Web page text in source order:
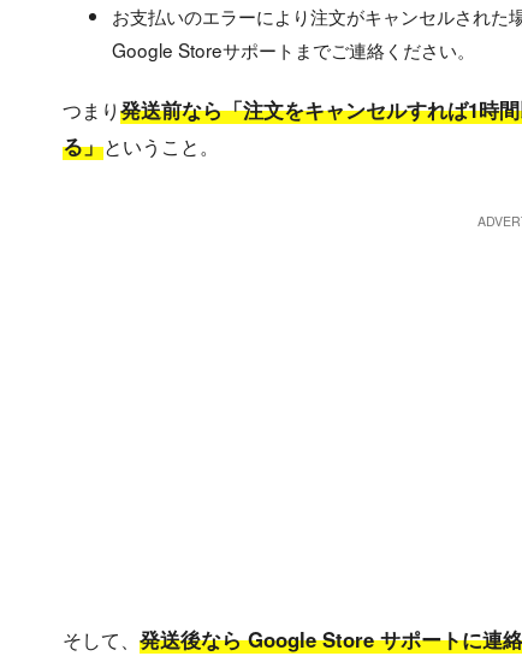
お支払いのエラーにより注文がキャンセルされ
Google Storeサポートまでご連絡ください。
つまり発送前なら「注文をキャンセルすれば1時
る」ということ。
そして、 発送後なら Google Store サポートに連